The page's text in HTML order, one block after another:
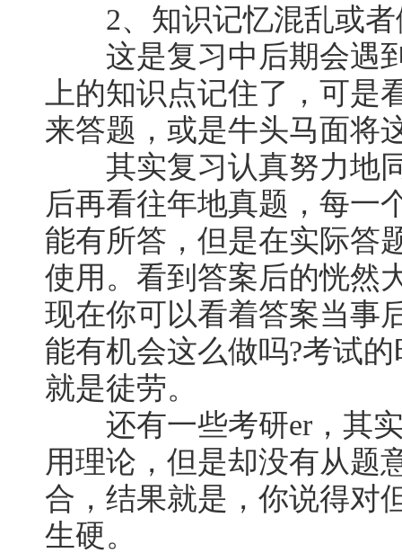
2、知识记忆混乱或者
这是复习中后期会遇到
上的知识点记住了，可
来答题，或是牛头马面将
其实复习认真努力地同
后再看往年地真题，每一
能有所答，但是在实际答
使用。看到答案后的恍然
现在你可以看着答案当事
能有机会这么做吗?考试
就是徒劳。
还有一些考研er，其实
用理论，但是却没有从题
合，结果就是，你说得对
生硬。